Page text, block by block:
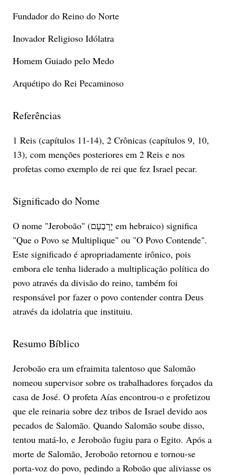
Fundador do Reino do Norte
Inovador Religioso Idólatra
Homem Guiado pelo Medo
Arquétipo do Rei Pecaminoso
Referências
1 Reis (capítulos 11-14), 2 Crônicas (capítulos 9, 10,
13), com menções posteriores em 2 Reis e nos
profetas como exemplo de rei que fez Israel pecar.
Significado do Nome
O nome "Jeroboão" (יָרָבְעָם em hebraico) significa
"Que o Povo se Multiplique" ou "O Povo Contende".
Este significado é apropriadamente irônico, pois
embora ele tenha liderado a multiplicação política do
povo através da divisão do reino, também foi
responsável por fazer o povo contender contra Deus
através da idolatria que instituiu.
Resumo Bíblico
Jeroboão era um efraimita talentoso que Salomão
nomeou supervisor sobre os trabalhadores forçados da
casa de José. O profeta Aías encontrou-o e profetizou
que ele reinaria sobre dez tribos de Israel devido aos
pecados de Salomão. Quando Salomão soube disso,
tentou matá-lo, e Jeroboão fugiu para o Egito. Após a
morte de Salomão, Jeroboão retornou e tornou-se
porta-voz do povo, pedindo a Roboão que aliviasse os